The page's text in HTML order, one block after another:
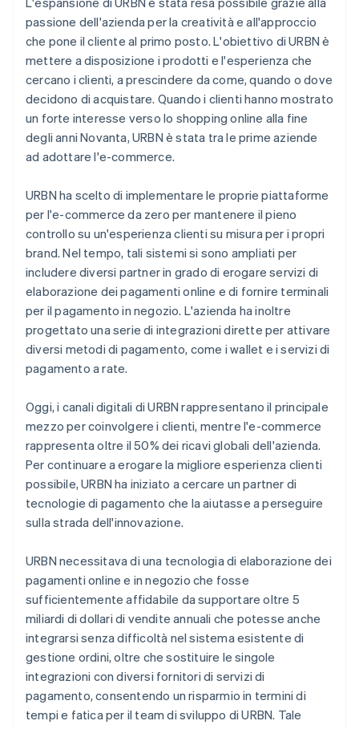
passione dell'azienda per la creatività e all'approccio
che pone il cliente al primo posto. L'obiettivo di URBN è
mettere a disposizione i prodotti e l'esperienza che
cercano i clienti, a prescindere da come, quando o dove
decidono di acquistare. Quando i clienti hanno mostrato
un forte interesse verso lo shopping online alla fine
degli anni Novanta, URBN è stata tra le prime aziende
ad adottare l'e-commerce.
URBN ha scelto di implementare le proprie piattaforme
per l'e-commerce da zero per mantenere il pieno
controllo su un'esperienza clienti su misura per i propri
brand. Nel tempo, tali sistemi si sono ampliati per
includere diversi partner in grado di erogare servizi di
elaborazione dei pagamenti online e di fornire terminali
per il pagamento in negozio. L'azienda ha inoltre
progettato una serie di integrazioni dirette per attivare
diversi metodi di pagamento, come i wallet e i servizi di
pagamento a rate.
Oggi, i canali digitali di URBN rappresentano il principale
mezzo per coinvolgere i clienti, mentre l'e-commerce
rappresenta oltre il 50% dei ricavi globali dell'azienda.
Per continuare a erogare la migliore esperienza clienti
possibile, URBN ha iniziato a cercare un partner di
tecnologie di pagamento che la aiutasse a perseguire
sulla strada dell'innovazione.
URBN necessitava di una tecnologia di elaborazione dei
pagamenti online e in negozio che fosse
sufficientemente affidabile da supportare oltre 5
miliardi di dollari di vendite annuali che potesse anche
integrarsi senza difficoltà nel sistema esistente di
gestione ordini, oltre che sostituire le singole
integrazioni con diversi fornitori di servizi di
pagamento, consentendo un risparmio in termini di
tempi e fatica per il team di sviluppo di URBN. Tale